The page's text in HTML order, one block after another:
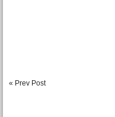
« Prev Post